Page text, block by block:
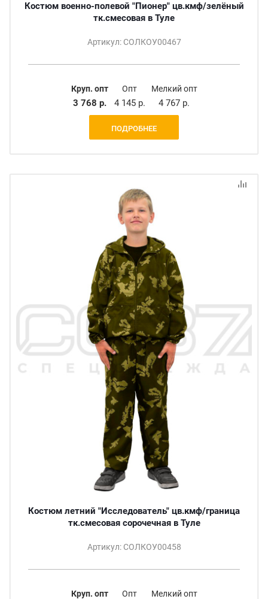
Костюм военно-полевой "Пионер" цв.кмф/зелёный
тк.смесовая в Туле
Артикул: СОЛКОУ00467
Круп. опт
3 768 р.
Опт
4 145 р.
Мелкий опт
4 767 р.
ПОДРОБНЕЕ
Костюм летний "Исследователь" цв.кмф/граница
тк.смесовая сорочечная в Туле
Артикул: СОЛКОУ00458
Круп. опт Опт Мелкий опт